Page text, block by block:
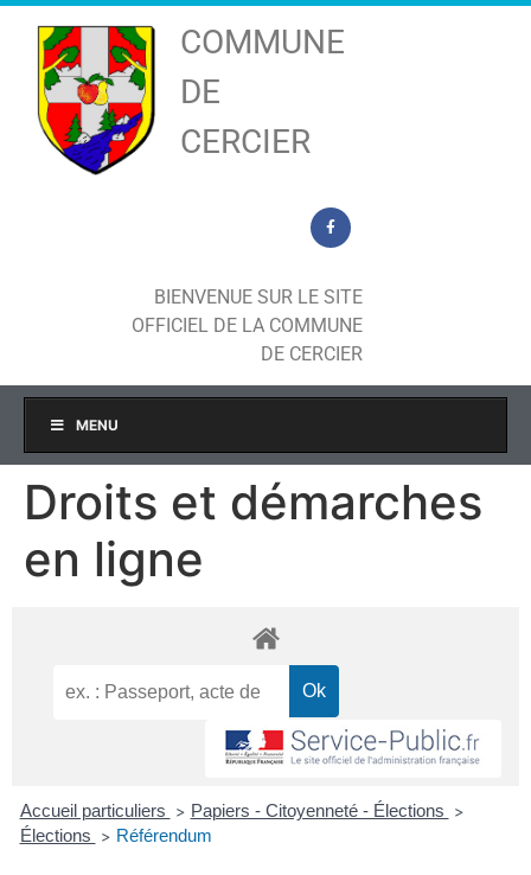
COMMUNE
DE
CERCIER
BIENVENUE SUR LE SITE
OFFICIEL DE LA COMMUNE
DE CERCIER
MENU
Droits et démarches
en ligne
Accueil particuliers > Papiers - Citoyenneté - Élections >
Élections > Référendum